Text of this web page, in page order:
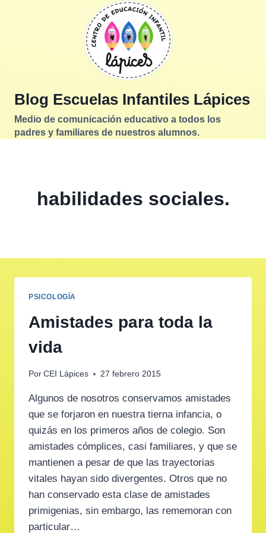
Blog Escuelas Infantiles Lápices
Medio de comunicación educativo a todos los
padres y familiares de nuestros alumnos.
habilidades sociales.
PSICOLOGÍA
Amistades para toda la
vida
Por CEI Lápices 27 febrero 2015
Algunos de nosotros conservamos amistades
que se forjaron en nuestra tierna infancia, o
quizás en los primeros años de colegio. Son
amistades cómplices, casi familiares, y que se
mantienen a pesar de que las trayectorias
vitales hayan sido divergentes. Otros que no
han conservado esta clase de amistades
primigenias, sin embargo, las rememoran con
particular…